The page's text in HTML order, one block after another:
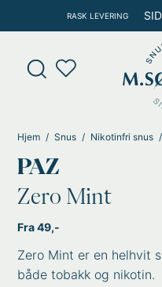
rett
innholdet
RASK LEVERING
Products
search
Hjem Snus Nikotinfri snus
PAZ
Zero Mint
Fra 49,-
Zero Mint er en helhvit
både tobakk og nikotin.